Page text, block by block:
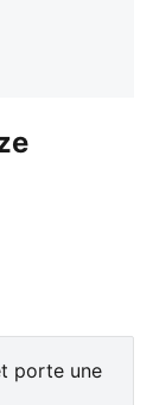
porte une